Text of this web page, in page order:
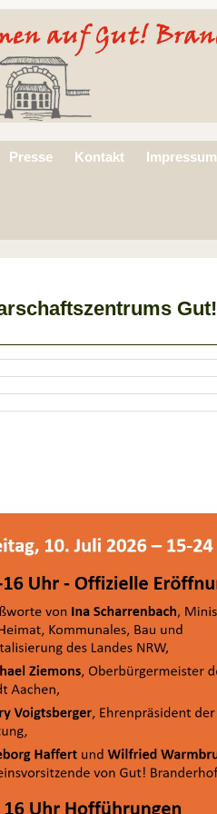
Presse Kontakt Impressum
Gut!